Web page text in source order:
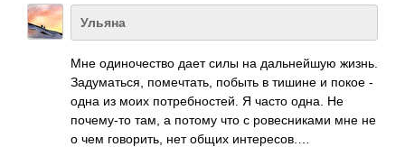
Ульяна
Мне одиночество дает силы на дальнейшую жизнь.
Задуматься, помечтать, побыть в тишине и покое -
одна из моих потребностей. Я часто одна. Не
почему-то там, а потому что с ровесниками мне не
о чем говорить, нет общих интересов.…